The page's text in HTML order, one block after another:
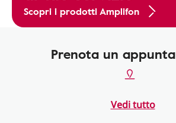
Scopri i prodotti Amplifon
Prenota un
Vedi tutto